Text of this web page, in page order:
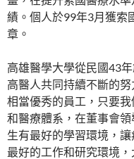
績。個人於99年3月獲索
章。
高雄醫學大學從民國43
高醫人共同持續不斷的
相當優秀的員工，只要
和醫療體系，在董事會
生有最好的學習環境，
最好的工作和研究環境